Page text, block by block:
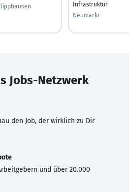
Infrastruktur
Neumarkt
Jobs-Netzwerk
den Job, der wirklich zu Dir
und über 20.000